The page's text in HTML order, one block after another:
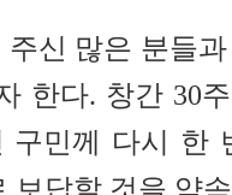
신 많은 분들
한다. 창간 30
구민께 다시 한
보답할 것을 약